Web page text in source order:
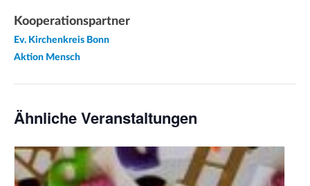
Kooperationspartner
Ev. Kirchenkreis Bonn
Aktion Mensch
Ähnliche Veranstaltungen